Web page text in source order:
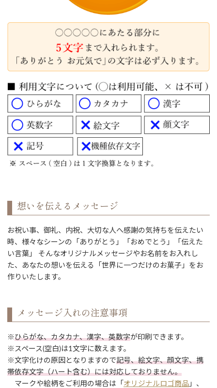
想いを伝えるメッセージ
お祝い事、御礼、内祝、大切な人へ感謝の気持ちを伝えたい
時、様々なシーンの「ありがとう」「おめでとう」「伝えた
い言葉」 そんなオリジナルメッセージやお名前をお入れし
た、あなたの想いを伝える「世界に一つだけのお菓子」をお
作りいたします。
メッセージ入れの注意事項
※ひらがな、カタカナ、漢字、英数字が印刷できます。
※スペース(空白)は1文字に数えます。
※文字化けの原因となりますので記号、絵文字、顔文字、携
帯依存文字（ハート含む）には対応しておりません。
マークや絵柄をご利用の場合は「 オリジナルロゴ商品 」、